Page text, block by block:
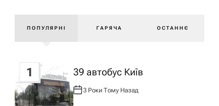
я
ПОПУЛЯРНІ ГАРЯЧА ОСТАННЄ
1 39 автобус Київ
А
В
3 Роки Тому Назад